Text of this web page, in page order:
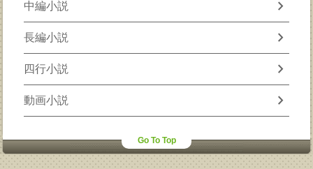
中編小説 chevron_right
長編小説 chevron_right
四行小説 chevron_right
動画小説 chevron_right
Go To Top